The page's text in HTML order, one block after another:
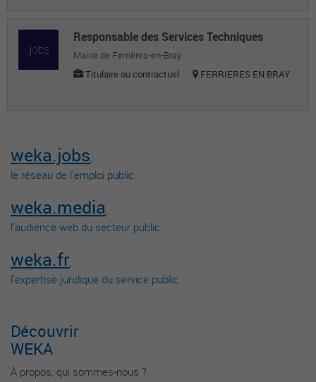
Responsable des Services Techniques
Mairie de Ferrières-en-Bray
Titulaire ou contractuel
FERRIERES EN BRAY
weka.jobs,
le réseau de l’emploi public.
weka.media,
l’audience web du secteur public.
weka.fr,
l’expertise juridique du service public.
Découvrir
WEKA
À propos, qui sommes-nous ?